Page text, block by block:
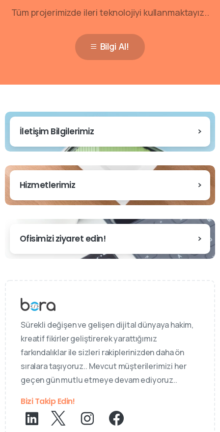
Tüm projerimizde ileri teknolojiyi kullanmaktayız..
Bilgi Al!
İletişim Bilgilerimiz
Hizmetlerimiz
Ofisimizi ziyaret edin!
Sürekli değişen ve gelişen dijital dünyaya hakim,
kreatif fikirler geliştirerek yarattığımız
farkındalıklar ile sizleri rakiplerinizden daha ön
sıralara taşıyoruz.. Mevcut müşterilerimizi her
geçen gün mutlu etmeye devam ediyoruz..
Bizi Takip Edin!